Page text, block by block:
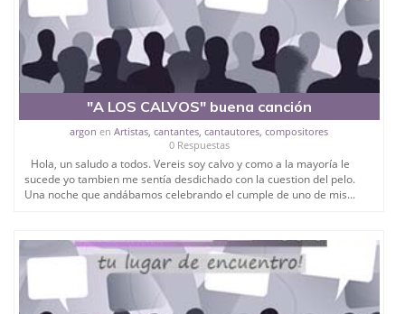
"A LOS CALVOS" buena canción
argon enArtistas, cantantes, cantautores, compositores
0 Respuestas
Hola, un saludo a todos. Vereis soy calvo y como a la mayoría le
sucede yo tambien me sentía desdichado con la cuestion del pelo.
Una noche que andábamos celebrando el cumple de uno de mis...